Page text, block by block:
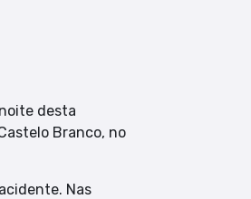
desta
Branco, no
Nas